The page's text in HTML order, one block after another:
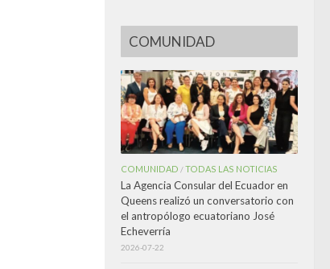
COMUNIDAD
COMUNIDAD /TODAS LAS NOTICIAS
La Agencia Consular del Ecuador en
Queens realizó un conversatorio con
el antropólogo ecuatoriano José
Echeverría
2026-07-22